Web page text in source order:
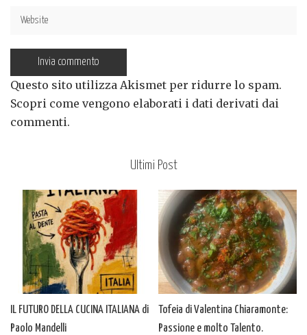
Questo sito utilizza Akismet per ridurre lo spam.
Scopri come vengono elaborati i dati derivati dai
commenti.
Ultimi Post
IL FUTURO DELLA CUCINA ITALIANA di
Paolo Mandelli
Tofeia di Valentina Chiaramonte:
Passione e molto Talento.